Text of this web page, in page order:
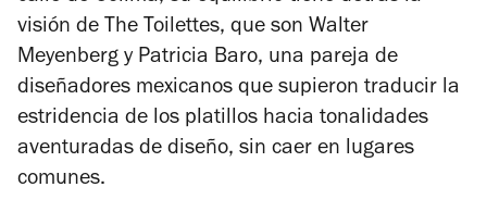
visión de The Toilettes, que son Walter
Meyenberg y Patricia Baro, una pareja de
diseñadores mexicanos que supieron traducir la
estridencia de los platillos hacia tonalidades
aventuradas de diseño, sin caer en lugares
comunes.